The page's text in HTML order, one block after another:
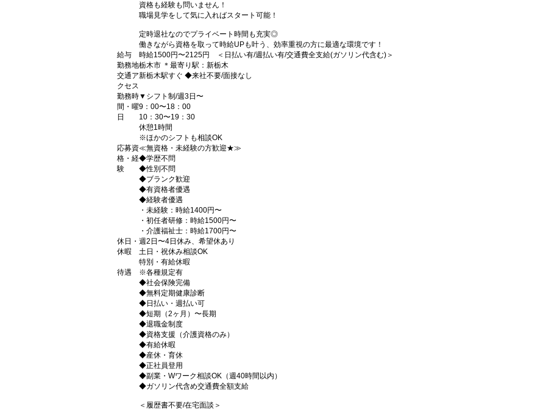
資格も経験も問いません！
職場見学をして気に入ればスタート可能！
定時退社なのでプライベート時間も充実◎
働きながら資格を取って時給UPも叶う、効率重視の方に最適な環境です！
給与
時給1500円〜2125円 ＜日払い有/週払い有/交通費全支給(ガソリン代含む)＞
勤務地栃木市 ＊最寄り駅：新栃木
交通ア
クセス
新栃木駅すぐ ◆来社不要/面接なし
勤務時
間・曜
日
▼シフト制/週3日〜
9：00〜18：00
10：30〜19：30
休憩1時間
※ほかのシフトも相談OK
応募資
格・経
験
≪無資格・未経験の方歓迎★≫
◆学歴不問
◆性別不問
◆ブランク歓迎
◆有資格者優遇
◆経験者優遇
・未経験：時給1400円〜
・初任者研修：時給1500円〜
・介護福祉士：時給1700円〜
休日・
休暇
週2日〜4日休み、希望休あり
土日・祝休み相談OK
特別・有給休暇
待遇
※各種規定有
◆社会保険完備
◆無料定期健康診断
◆日払い・週払い可
◆短期（2ヶ月）〜長期
◆退職金制度
◆資格支援（介護資格のみ）
◆有給休暇
◆産休・育休
◆正社員登用
◆副業・Wワーク相談OK（週40時間以内）
◆ガソリン代含め交通費全額支給
＜履歴書不要/在宅面談＞